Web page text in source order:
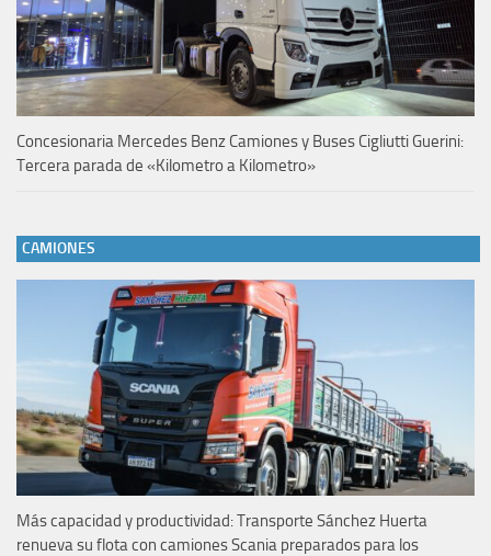
Concesionaria Mercedes Benz Camiones y Buses Cigliutti Guerini:
Tercera parada de «Kilometro a Kilometro»
CAMIONES
Más capacidad y productividad: Transporte Sánchez Huerta
renueva su flota con camiones Scania preparados para los